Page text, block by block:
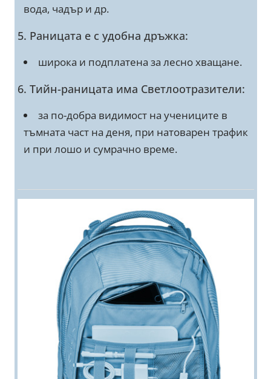
вода, чадър и др.
5. Раницата е с удобна дръжка:
широка и подплатена за лесно хващане.
6. Тийн-раницата има Светлоотразители:
за по-добра видимост на учениците в
тъмната част на деня, при натоварен трафик
и при лошо и сумрачно време.